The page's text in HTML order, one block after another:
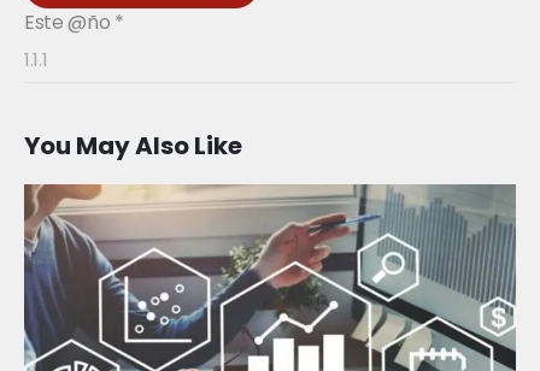
Este @ño *
You May Also Like